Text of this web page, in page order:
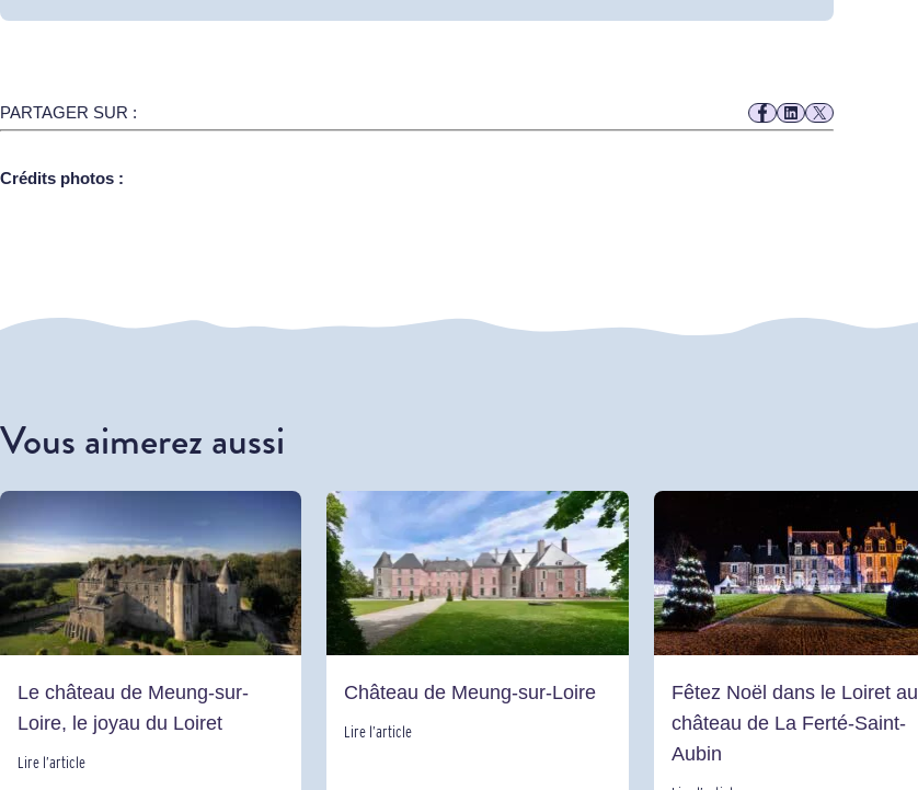
PARTAGER SUR :
Crédits photos :
Vous aimerez aussi
Le château de Meung-sur-
Loire, le joyau du Loiret
Lire l’article
Château de Meung-sur-Loire
Lire l’article
Fêtez Noël dans le Loiret au
château de La Ferté-Saint-
Aubin